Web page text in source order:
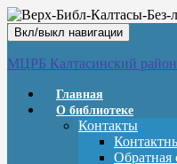
Вкл/выкл навигации
МЦРБ Калтасинский район
Главная
О библиотеке
Контакты
Обратная